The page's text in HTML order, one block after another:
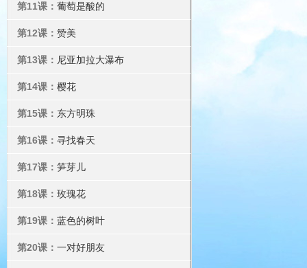
第11课： 葡萄是酸的
第12课： 赞美
第13课： 尼亚加拉大瀑布
第14课： 樱花
第15课： 东方明珠
第16课： 寻找春天
第17课： 笋芽儿
第18课： 玫瑰花
第19课： 蓝色的树叶
第20课： 一对好朋友